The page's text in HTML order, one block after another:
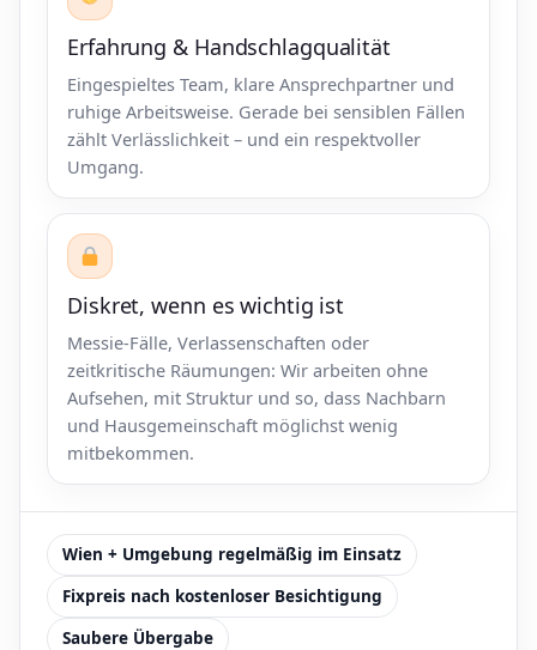
Erfahrung & Handschlagqualität
Eingespieltes Team, klare Ansprechpartner und
ruhige Arbeitsweise. Gerade bei sensiblen Fällen
zählt Verlässlichkeit – und ein respektvoller
Umgang.
Diskret, wenn es wichtig ist
Messie-Fälle, Verlassenschaften oder
zeitkritische Räumungen: Wir arbeiten ohne
Aufsehen, mit Struktur und so, dass Nachbarn
und Hausgemeinschaft möglichst wenig
mitbekommen.
Wien + Umgebung regelmäßig im Einsatz
Fixpreis nach kostenloser Besichtigung
Saubere Übergabe